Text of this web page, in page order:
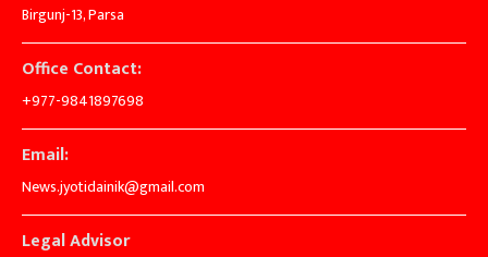
Birgunj-13, Parsa
Office Contact:
+977-9841897698
Email:
News.jyotidainik@gmail.com
Legal Advisor